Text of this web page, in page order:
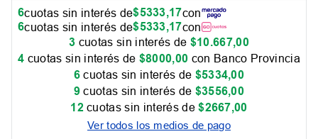
6cuotas sin interés de$5333,17con
6cuotas sin interés de$5333,17con
3 cuotas sin interés de $10.667,00
4 cuotas sin interés de $8000,00 con Banco Provincia
6 cuotas sin interés de $5334,00
9 cuotas sin interés de $3556,00
12 cuotas sin interés de$2667,00
Ver todos los medios de pago